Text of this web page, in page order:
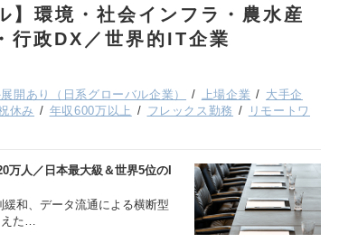
】環境・社会インフラ・農水産
行政DX／世界的IT企業
開あり（日系グローバル企業） 上場企業
大手企
休み 年収600万以上 フレックス勤務
リモートワ
万人／日本最大級＆世界5位のI
緩和、データ流通による横断型
えた…